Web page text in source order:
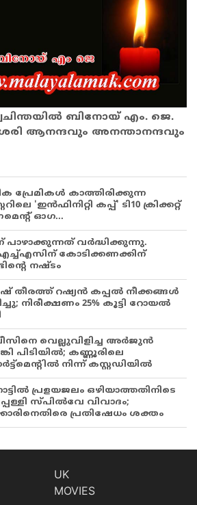
ബിനോയ് എം. ജെ.
ആനന്ദവും അനന്താനന്ദവും
പ്രേമികള്‍ കാത്തിരിക്കുന്ന
'ഇന്‍ഫിനിറ്റി കപ്പ്' ടി10 ക്രിക്കറ്റ്
ഓഗ...
പാഴാക്കുന്നത് വർദ്ധിക്കുന്നു.
കോടിക്കണക്കിന്
നഷ്ടം
തീരത്ത് റഷ്യൻ കപ്പൽ നീക്കങ്ങൾ
നിരീക്ഷണം 25% കൂട്ടി റോയൽ
വെല്ലുവിളിച്ച അർജുൻ
പിടിയിൽ; കണ്ണൂരിലെ
നിന്ന് കസ്റ്റഡിയിൽ
പ്രളയജലം ഒഴിയാത്തതിനിടെ
സ്പിൽവേ വിവാദം;
പ്രതിഷേധം ശക്തം
UK
MOVIES